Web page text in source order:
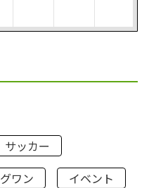
サッカー
ワン
イベント